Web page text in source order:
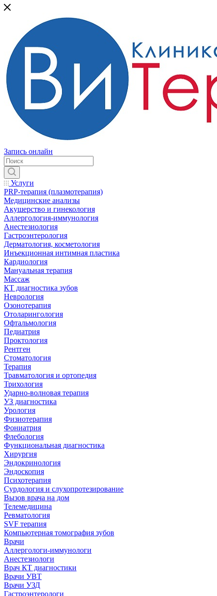
Запись онлайн
Услуги
PRP-терапия (плазмотерапия)
Медицинские анализы
Акушерство и гинекология
Аллергология-иммунология
Анестезиология
Гастроэнтерология
Дерматология, косметология
Инъекционная интимная пластика
Кардиология
Мануальная терапия
Массаж
КТ диагностика зубов
Неврология
Озонотерапия
Отоларингология
Офтальмология
Педиатрия
Проктология
Рентген
Стоматология
Терапия
Травматология и ортопедия
Трихология
Ударно-волновая терапия
УЗ диагностика
Урология
Физиотерапия
Фониатрия
Флебология
Функциональная диагностика
Хирургия
Эндокринология
Эндоскопия
Психотерапия
Сурдология и слухопротезирование
Вызов врача на дом
Телемедицина
Ревматология
SVF терапия
Компьютерная томография зубов
Врачи
Аллергологи-иммунологи
Анестезиологи
Врач КТ диагностики
Врачи УВТ
Врачи УЗД
Гастроэнтерологи